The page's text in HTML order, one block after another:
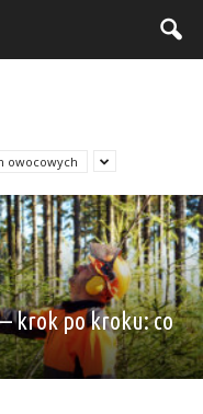
owocowych
krok po kroku: co